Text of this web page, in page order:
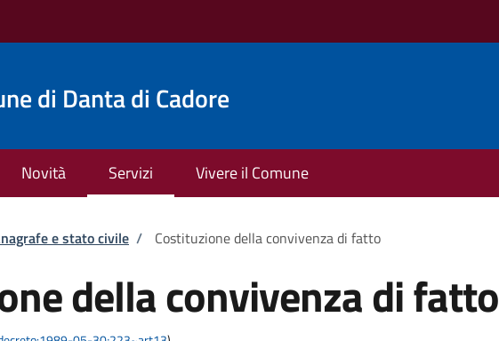
di Danta di Cadore
Novità Servizi Vivere il Comune
pane
e stato civile / Costituzione della convivenza di fatto
della convivenza di fatto